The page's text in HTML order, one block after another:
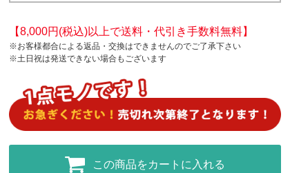
【8,000円(税込)以上で送料・代引き手数料無料】
※お客様都合による返品・交換はできませんのでご了承下さい
※土日祝は発送できない場合もございます
この商品をカートに入れる